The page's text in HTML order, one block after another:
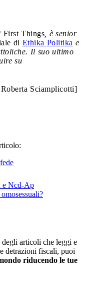
First Things , è senior
di Ethika Politika e
Il suo ultimo
su
Sciamplicotti]
e Ncd-Ap
degli articoli che leggi e
detrazioni fiscali, puoi
riducendo le tue